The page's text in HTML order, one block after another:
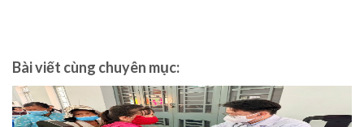
Bài viết cùng chuyên mục: